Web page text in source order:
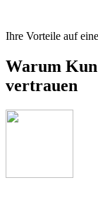
Ihre Vorteile auf
Warum
vertrauen